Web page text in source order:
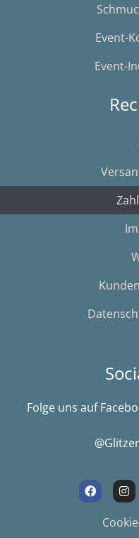
Event-
Event-
Folge uns auf
F
a
c
I
n
s
t
a